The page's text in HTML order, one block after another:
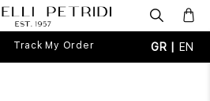
Track My Order GR | EN